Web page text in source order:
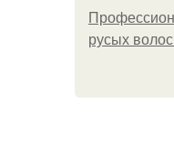
русых